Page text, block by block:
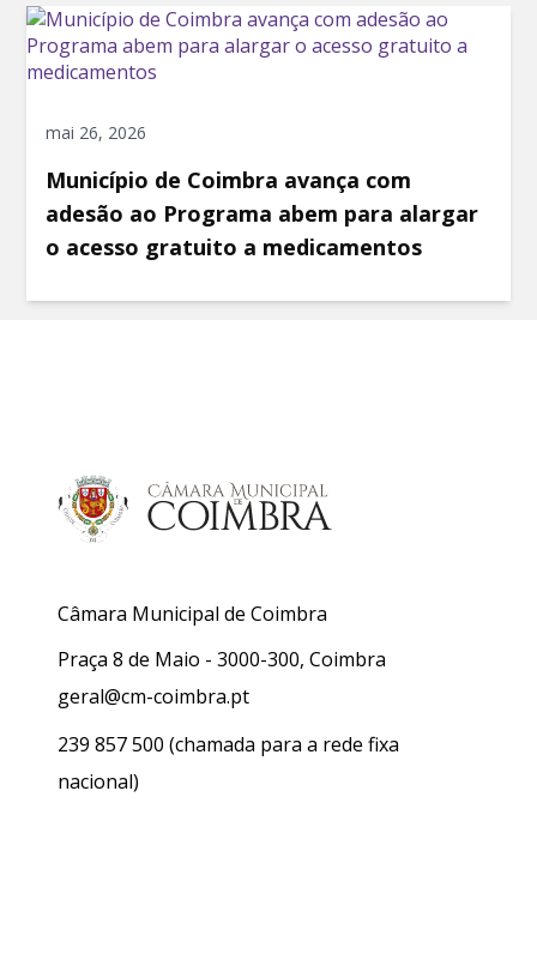
mai 26, 2026
Município de Coimbra avança com
adesão ao Programa abem para alargar
o acesso gratuito a medicamentos
Câmara Municipal de Coimbra
Praça 8 de Maio - 3000-300, Coimbra
geral@cm-coimbra.pt
239 857 500 (chamada para a rede fixa
nacional)